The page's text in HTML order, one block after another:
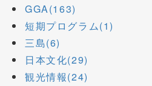
GGA(163)
短期プログラム(1)
三島(6)
日本文化(29)
観光情報(24)